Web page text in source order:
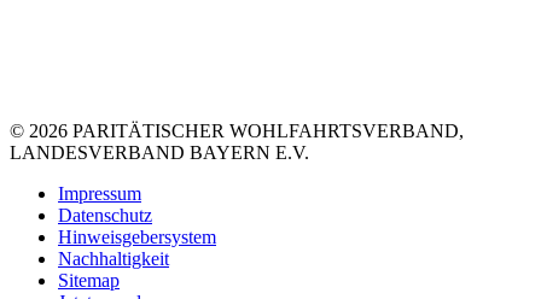
© 2026 PARITÄTISCHER WOHLFAHRTSVERBAND,
LANDESVERBAND BAYERN E.V.
Impressum
Datenschutz
Hinweisgebersystem
Nachhaltigkeit
Sitemap